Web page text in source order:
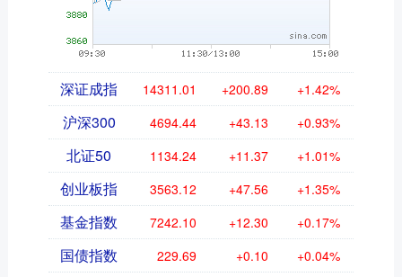
深证成指 14311.01 +200.89 +1.42%
沪深300 4694.44 +43.13 +0.93%
北证50 1134.24 +11.37 +1.01%
创业板指 3563.12 +47.56 +1.35%
基金指数 7242.10 +12.30 +0.17%
国债指数 229.69 +0.10 +0.04%